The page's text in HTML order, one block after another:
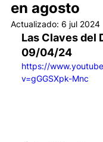
en agosto
Actualizado: 6 jul 2024
Las Claves del
09/04/24
https://
v=gGGSXpk-Mnc